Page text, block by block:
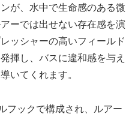
が、水中で生命感のある微
ーでは出せない存在感を演
ッシャーの高いフィールド
揮し、バスに違和感を与え
いてくれます。
フックで構成され、ルアー